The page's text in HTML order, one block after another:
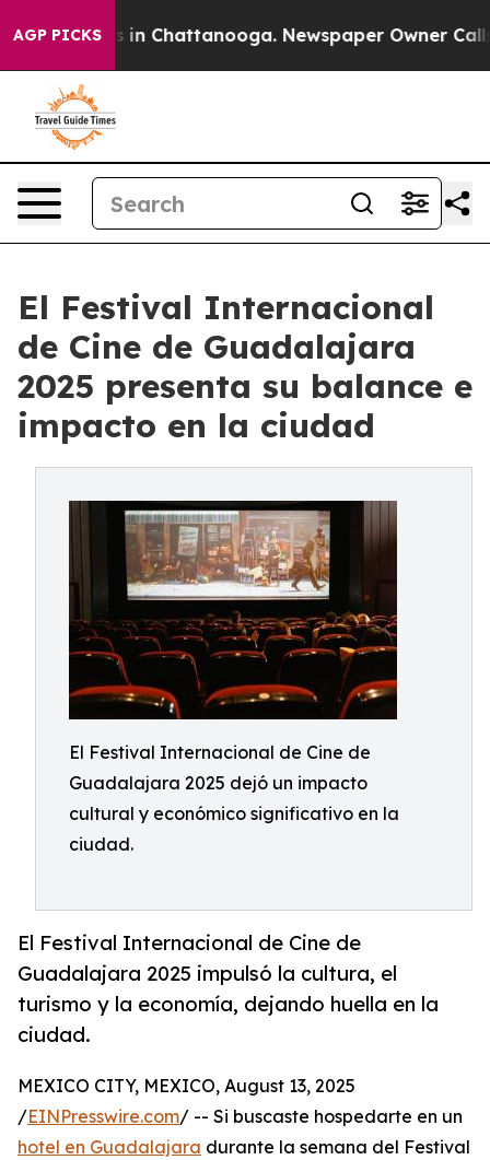
AGP PICKS
Chaos in Chattanooga. Newspaper Owner Calls
El Festival Internacional
de Cine de Guadalajara
2025 presenta su balance e
impacto en la ciudad
El Festival Internacional de Cine de
Guadalajara 2025 dejó un impacto
cultural y económico significativo en la
ciudad.
El Festival Internacional de Cine de
Guadalajara 2025 impulsó la cultura, el
turismo y la economía, dejando huella en la
ciudad.
MEXICO CITY, MEXICO, August 13, 2025
/EINPresswire.com/ -- Si buscaste hospedarte en un
hotel en Guadalajara durante la semana del Festival